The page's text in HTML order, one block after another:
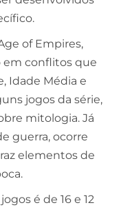
of Empires,
em conflitos que
Idade Média e
jogos da série,
mitologia. Já
guerra, ocorre
elementos de
é de 16 e 12